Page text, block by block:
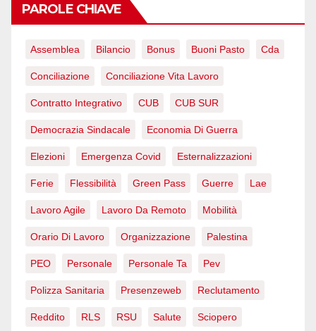
PAROLE CHIAVE
Assemblea Bilancio Bonus Buoni Pasto Cda
Conciliazione Conciliazione Vita Lavoro
Contratto Integrativo CUB CUB SUR
Democrazia Sindacale Economia Di Guerra
Elezioni Emergenza Covid Esternalizzazioni
Ferie Flessibilità Green Pass Guerre Lae
Lavoro Agile Lavoro Da Remoto Mobilità
Orario Di Lavoro Organizzazione Palestina
PEO Personale Personale Ta Pev
Polizza Sanitaria Presenzeweb Reclutamento
Reddito RLS RSU Salute Sciopero